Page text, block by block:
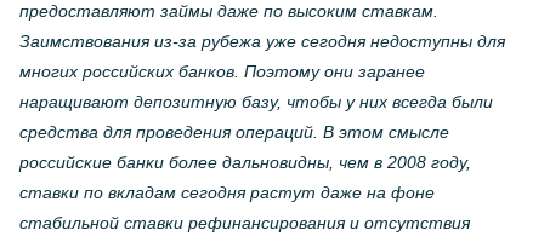
предоставляют займы даже по высоким ставкам.
Заимствования из-за рубежа уже сегодня недоступны для
многих российских банков. Поэтому они заранее
наращивают депозитную базу, чтобы у них всегда были
средства для проведения операций. В этом смысле
российские банки более дальновидны, чем в 2008 году,
ставки по вкладам сегодня растут даже на фоне
стабильной ставки рефинансирования и отсутствия